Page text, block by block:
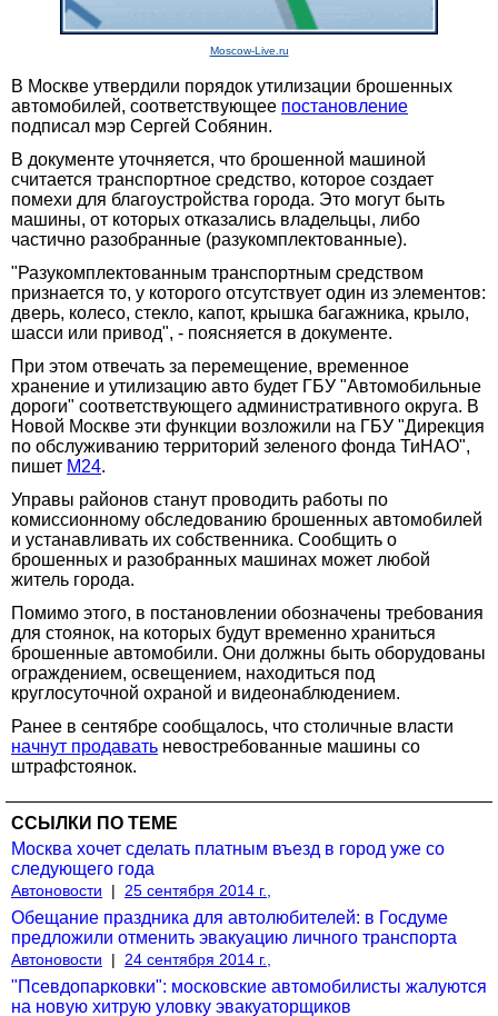
Moscow-Live.ru
В Москве утвердили порядок утилизации брошенных
автомобилей, соответствующее постановление
подписал мэр Сергей Собянин.
В документе уточняется, что брошенной машиной
считается транспортное средство, которое создает
помехи для благоустройства города. Это могут быть
машины, от которых отказались владельцы, либо
частично разобранные (разукомплектованные).
"Разукомплектованным транспортным средством
признается то, у которого отсутствует один из элементов:
дверь, колесо, стекло, капот, крышка багажника, крыло,
шасси или привод", - поясняется в документе.
При этом отвечать за перемещение, временное
хранение и утилизацию авто будет ГБУ "Автомобильные
дороги" соответствующего административного округа. В
Новой Москве эти функции возложили на ГБУ "Дирекция
по обслуживанию территорий зеленого фонда ТиНАО",
пишет M24.
Управы районов станут проводить работы по
комиссионному обследованию брошенных автомобилей
и устанавливать их собственника. Сообщить о
брошенных и разобранных машинах может любой
житель города.
Помимо этого, в постановлении обозначены требования
для стоянок, на которых будут временно храниться
брошенные автомобили. Они должны быть оборудованы
ограждением, освещением, находиться под
круглосуточной охраной и видеонаблюдением.
Ранее в сентябре сообщалось, что столичные власти
начнут продавать невостребованные машины со
штрафстоянок.
ССЫЛКИ ПО ТЕМЕ
Москва хочет сделать платным въезд в город уже со
следующего года
Автоновости | 25 сентября 2014 г.,
Обещание праздника для автолюбителей: в Госдуме
предложили отменить эвакуацию личного транспорта
Автоновости | 24 сентября 2014 г.,
"Псевдопарковки": московские автомобилисты жалуются
на новую хитрую уловку эвакуаторщиков